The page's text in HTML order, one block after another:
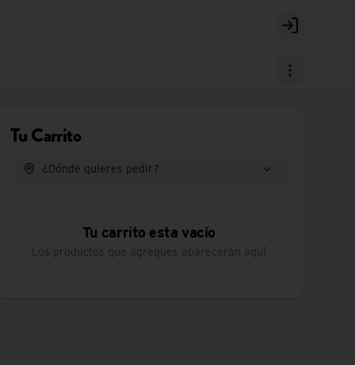
Login
Tu Carrito
¿Dónde quieres pedir?
Tu carrito esta vacío
Los productos que agregues aparecerán aquí